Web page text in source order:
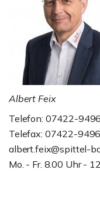
Albert Feix
Telefon: 07422-
Telefax: 07422-
albert.feix@spittel-
Mo. - Fr. 8.00 Uhr -